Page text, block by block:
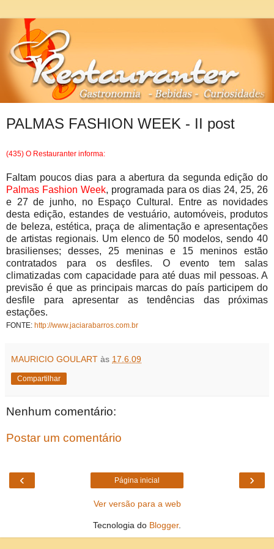
PALMAS FASHION WEEK - II post
(435) O Restauranter informa:
Faltam poucos dias para a abertura da segunda edição do
Palmas Fashion Week, programada para os dias 24, 25, 26
e 27 de junho, no Espaço Cultural. Entre as novidades
desta edição, estandes de vestuário, automóveis, produtos
de beleza, estética, praça de alimentação e apresentações
de artistas regionais. Um elenco de 50 modelos, sendo 40
brasilienses; desses, 25 meninas e 15 meninos estão
contratados para os desfiles. O evento tem salas
climatizadas com capacidade para até duas mil pessoas. A
previsão é que as principais marcas do país participem do
desfile para apresentar as tendências das próximas
estações.
FONTE: http://www.jaciarabarros.com.br
MAURICIO GOULART às 17.6.09
Compartilhar
Nenhum comentário:
Postar um comentário
‹ ›
Página inicial
Ver versão para a web
Tecnologia do Blogger.